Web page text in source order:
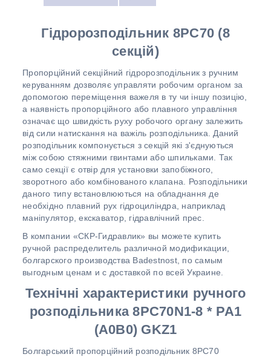
Гідророзподільник 8PC70 (8
секцій)
Пропорційний секційний гідророзподільник з ручним
керуванням дозволяє управляти робочим органом за
допомогою переміщення важеля в ту чи іншу позицію,
а наявність пропорційного або плавного управління
означає що швидкість руху робочого органу залежить
від сили натискання на важіль розподільника. Даний
розподільник компонується з секцій які з'єднуються
між собою стяжними гвинтами або шпильками. Так
само секції є отвір для установки запобіжного,
зворотного або комбінованого клапана. Розподільники
даного типу встановлюються на обладнання де
необхідно плавний рух гідроциліндра, наприклад
маніпулятор, екскаватор, гідравлічний прес.
В компании «СКР-Гидравлик» вы можете купить
ручной распределитель различной модификации,
болгарского производства Badestnost, по самым
выгодным ценам и с доставкой по всей Украине.
Технічні характеристики ручного
розподільника 8PC70N1-8 * PA1
(A0B0) GKZ1
Болгарський пропорційний розподільник 8PC70